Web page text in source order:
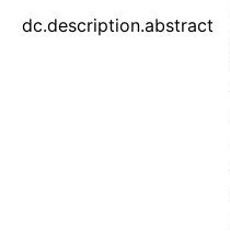
dc.description.abstract